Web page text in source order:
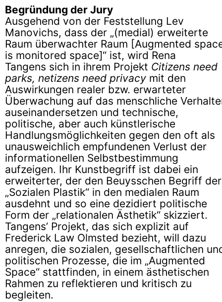
Begründung der Jury
Ausgehend von der Feststellung Lev
Manovichs, dass der „(medial) erweiterte
Raum überwachter Raum [Augmented
is monitored space]“ ist, wird Rena
Tangens sich in ihrem Projekt Citizens need
parks, netizens need privacy mit den
Auswirkungen realer bzw. erwarteter
Überwachung auf das menschliche
auseinandersetzen und technische,
politische, aber auch künstlerische
Handlungsmöglichkeiten gegen den oft als
unausweichlich empfundenen Verlust der
informationellen Selbstbestimmung
aufzeigen. Ihr Kunstbegriff ist dabei ein
erweiterter, der den Beuysschen Begriff der
„Sozialen Plastik“ in den medialen Raum
ausdehnt und so eine dezidiert politische
Form der „relationalen Ästhetik“ skizziert.
Tangens’ Projekt, das sich explizit auf
Frederick Law Olmsted bezieht, will dazu
anregen, die sozialen, gesellschaftlichen
politischen Prozesse, die im „Augmented
Space“ stattfinden, in einem ästhetischen
Rahmen zu reflektieren und kritisch zu
begleiten.